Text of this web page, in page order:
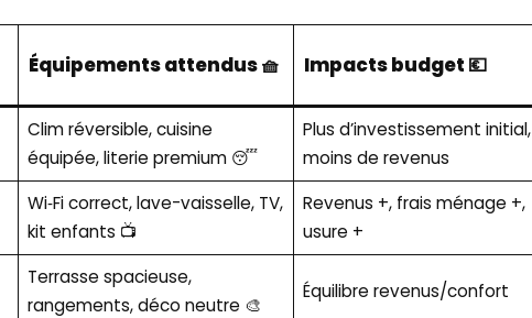
Équipements attendus 🧺 Impacts budget 💶
Clim réversible, cuisine
équipée, literie premium 😴
Plus d’investissement initial,
moins de revenus
Wi‑Fi correct, lave-vaisselle, TV,
kit enfants 📺
Revenus +, frais ménage +,
usure +
Terrasse spacieuse,
rangements, déco neutre 🎨
Équilibre revenus/confort